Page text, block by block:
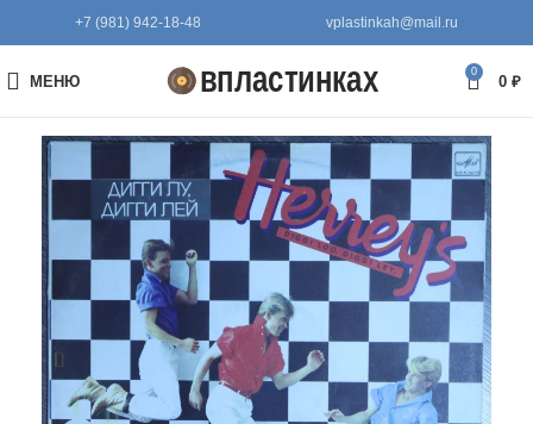
+7 (981) 942-18-48 vplastinkah@mail.ru
МЕНЮ
0
0 ₽